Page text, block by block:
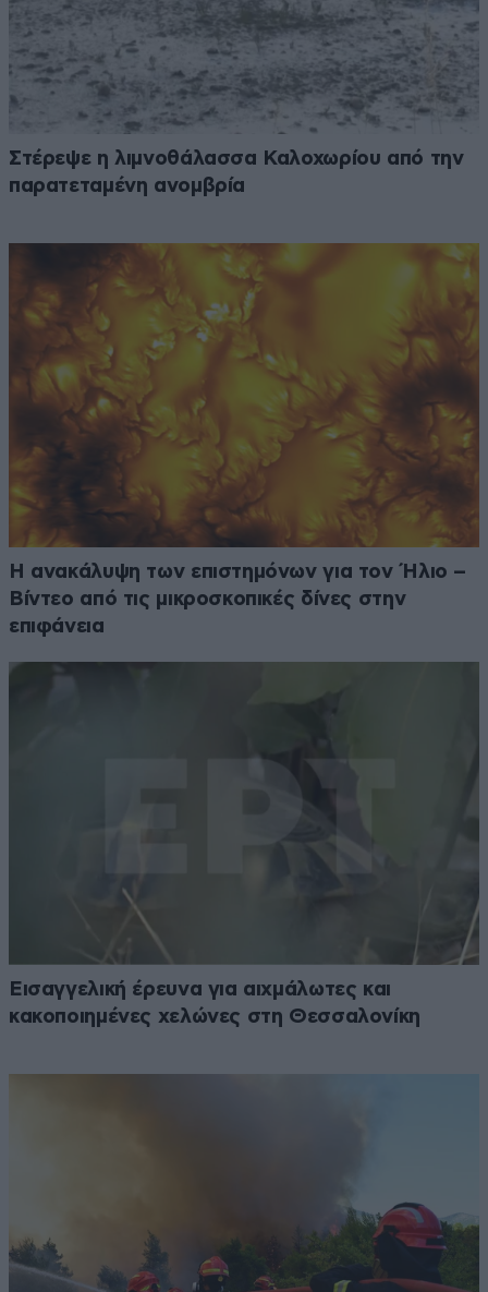
Στέρεψε η λιμνοθάλασσα Καλοχωρίου από την
παρατεταμένη ανομβρία
Η ανακάλυψη των επιστημόνων για τον Ήλιο –
Βίντεο από τις μικροσκοπικές δίνες στην
επιφάνεια
Εισαγγελική έρευνα για αιχμάλωτες και
κακοποιημένες χελώνες στη Θεσσαλονίκη